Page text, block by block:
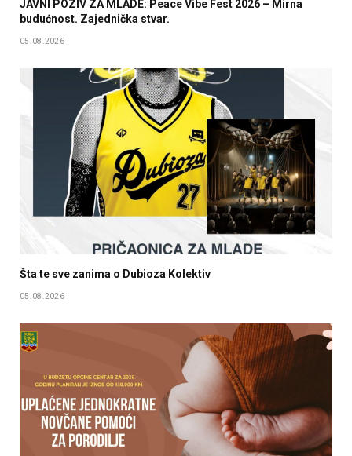
JAVNI POZIV ZA MLADE: Peace Vibe Fest 2026 – Mirna
budućnost. Zajednička stvar.
05.08.2026
Šta te sve zanima o Dubioza Kolektiv
05.08.2026